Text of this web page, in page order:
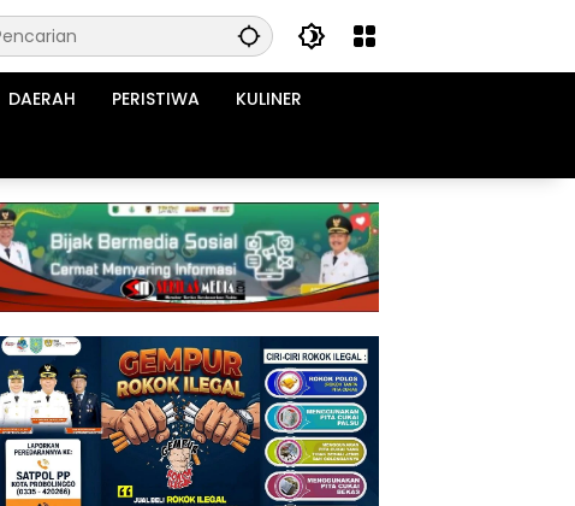
DAERAH PERISTIWA KULINER